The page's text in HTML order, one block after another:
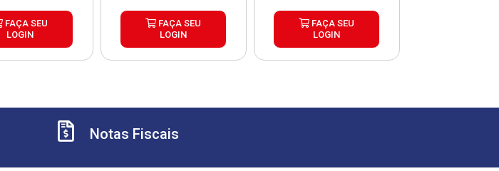
FAÇA SEU
LOGIN
FAÇA SEU
LOGIN
FAÇA SEU
LOGIN
Notas Fiscais